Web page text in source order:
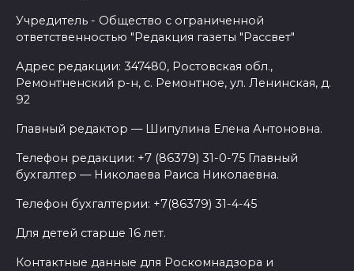
Учредитель - Общество с ограниченной
ответственностью "Редакция газеты "Рассвет"
Адрес редакции: 347480, Ростовская обл.,
Ремонтненский р-н, с. Ремонтное, ул. Ленинская, д.
92
Главный редактор — Шипулина Елена Антоновна.
Телефон редакции: +7 (86379) 31-0-75 Главный
бухгалтер — Николаева Раиса Николаевна.
Телефон бухгалтерии: +7(86379) 31-4-45
Для детей старше 16 лет.
Контактные данные для Роскомнадзора и